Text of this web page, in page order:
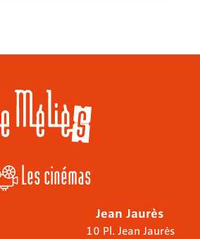
Les cinémas
Jean Jaurès
10 Pl. Jean Jaurès